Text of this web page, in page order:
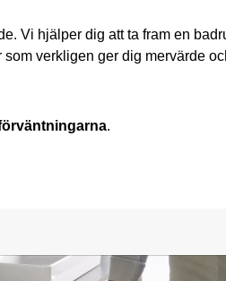
Vi hjälper dig att ta fram en
verkligen ger dig mervärde
.